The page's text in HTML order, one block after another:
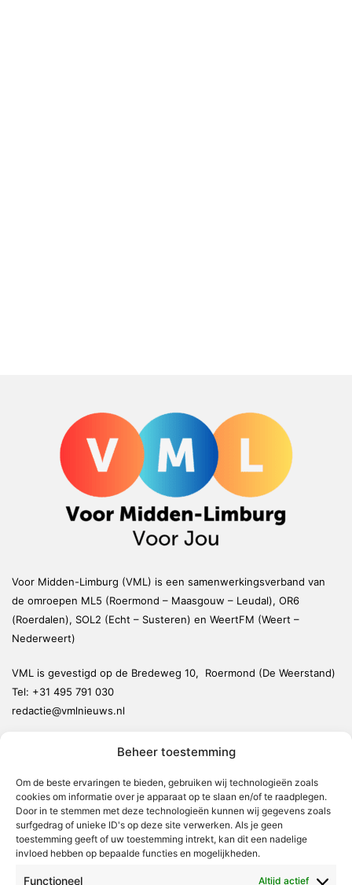
Beheer toestemming
Om de beste ervaringen te bieden, gebruiken wij technologieën zoals
cookies om informatie over je apparaat op te slaan en/of te raadplegen.
Door in te stemmen met deze technologieën kunnen wij gegevens zoals
surfgedrag of unieke ID's op deze site verwerken. Als je geen
toestemming geeft of uw toestemming intrekt, kan dit een nadelige
invloed hebben op bepaalde functies en mogelijkheden.
Functioneel Altijd actief
Voor Midden-Limburg (VML) is een samenwerkingsverband van
de omroepen ML5 (Roermond – Maasgouw – Leudal), OR6
(Roerdalen), SOL2 (Echt – Susteren) en WeertFM (Weert –
Nederweert)
VML is gevestigd op de Bredeweg 10, Roermond (De Weerstand)
Tel: +31 495 791 030
redactie@vmlnieuws.nl
Leudal
Maasgouw
Echt-Susteren